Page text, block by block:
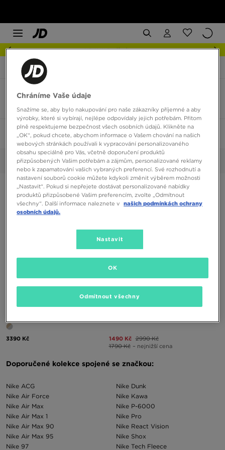
NEW IN Podívejte se
JD Sports Nike Dunk Low Retro
Nike Dunk Low Retro barva béžová
Seřadit:Doporučené Filtrovat 1
Vybrané: Béžová Smazat vše
3390 Kč 1490 Kč 2990 Kč
1790 Kč – nejnižší cena
Doporučené kolekce spojené se značkou:
Nike ACG
Nike Air Force
Nike Air Max
Nike Air Max 1
Nike Air Max 90
Nike Air Max 95
Nike 97
Nike Dunk
Nike Kawa
Nike P-6000
Nike Pro
Nike React Vision
Nike Shox
Nike Tech Fleece
Chráníme Vaše údaje
Snažíme se, aby bylo nakupování pro naše zákazníky příjemné a aby
výrobky, které si vybírají, nejlépe odpovídaly jejich potřebám. Přitom
plně respektujeme bezpečnost všech osobních údajů. Klikněte na
„OK“, pokud chcete, abychom informace o Vašem chování na našich
webových stránkách používali k vypracování personalizovaného
obsahu speciálně pro Vás, včetně doporučení produktů
přizpůsobených Vašim potřebám a zájmům, personalizované reklamy
nebo k zapamatování vašich vybraných preferencí. Své rozhodnutí a
nastavení souborů cookie můžete kdykoli změnit výběrem možnosti
„Nastavit“. Pokud si nepřejete dostávat personalizované nabídky
produktů přizpůsobené Vašim preferencím, zvolte „Odmítnout
všechny“. Další informace naleznete v našich podmínkách ochrany
osobních údajů.
Nastavit
Odmítnout všechny
OK